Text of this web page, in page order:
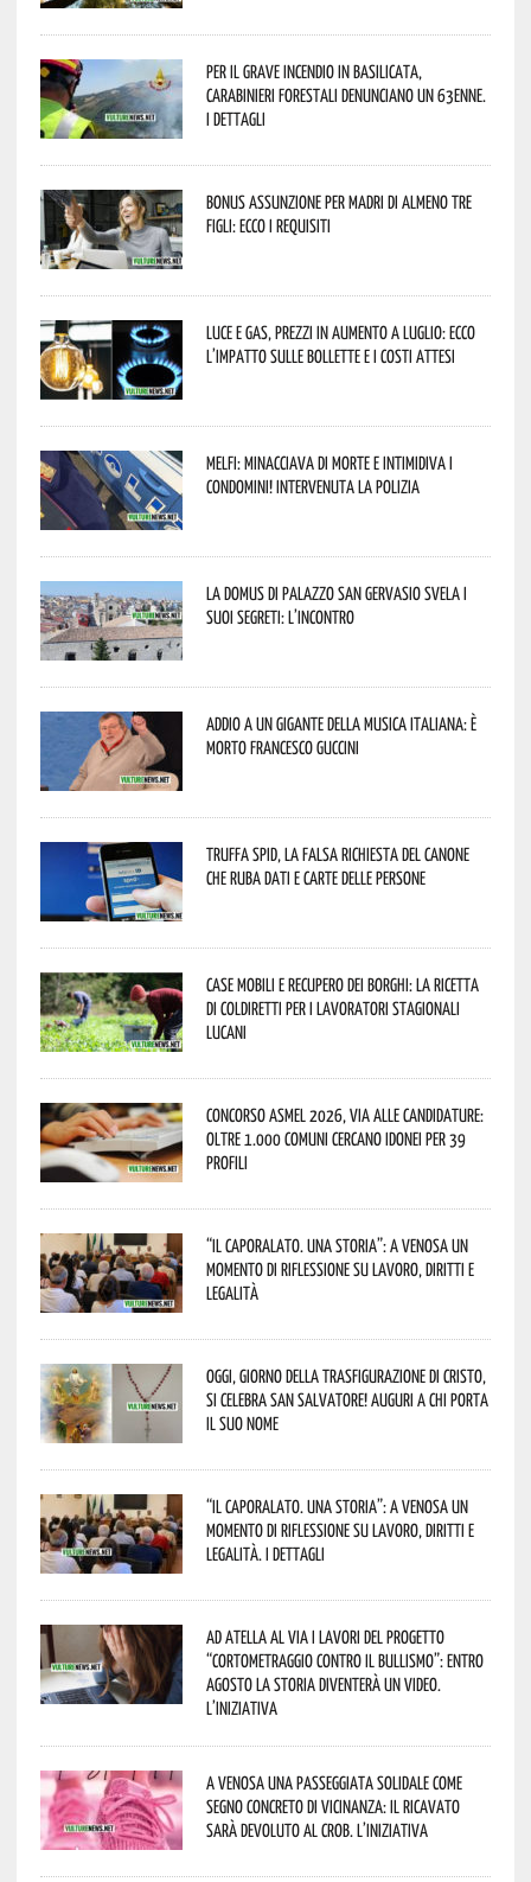
Per il grave incendio in Basilicata,
Carabinieri forestali denunciano un 63enne.
I dettagli
Bonus assunzione per madri di almeno tre
figli: ecco i requisiti
Luce e gas, prezzi in aumento a luglio: ecco
l’impatto sulle bollette e i costi attesi
Melfi: minacciava di morte e intimidiva i
condomini! Intervenuta la Polizia
La Domus di Palazzo San Gervasio svela i
suoi segreti: l’incontro
Addio a un gigante della musica italiana: è
morto Francesco Guccini
Truffa Spid, la falsa richiesta del canone
che ruba dati e carte delle persone
Case mobili e recupero dei borghi: la ricetta
di Coldiretti per i lavoratori stagionali
lucani
Concorso Asmel 2026, via alle candidature:
oltre 1.000 Comuni cercano idonei per 39
profili
“Il caporalato. Una storia”: a Venosa un
momento di riflessione su lavoro, diritti e
legalità
Oggi, giorno della Trasfigurazione di Cristo,
si celebra San Salvatore! Auguri a chi porta
il suo nome
“Il caporalato. Una storia”: a Venosa un
momento di riflessione su lavoro, diritti e
legalità. I dettagli
Ad Atella al via i lavori del progetto
“Cortometraggio contro il bullismo”: entro
agosto la storia diventerà un video.
L’iniziativa
A Venosa una passeggiata solidale come
segno concreto di vicinanza: il ricavato
sarà devoluto al CROB. L’iniziativa